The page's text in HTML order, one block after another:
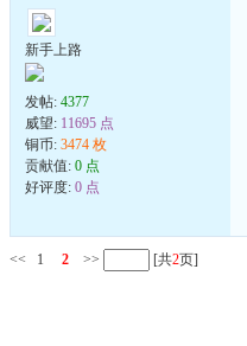
新手上路
发帖: 4377
威望: 11695 点
铜币: 3474 枚
贡献值: 0 点
好评度: 0 点
<< 1 2 >> [共2页]